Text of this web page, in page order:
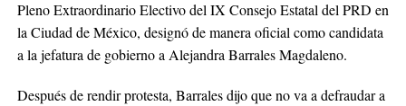
Pleno Extraordinario Electivo del IX Consejo Estatal del PRD en
la Ciudad de México, designó de manera oficial como candidata
a la jefatura de gobierno a Alejandra Barrales Magdaleno.
Después de rendir protesta, Barrales dijo que no va a defraudar a